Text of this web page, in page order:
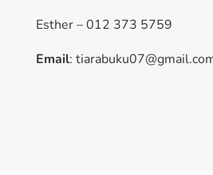
Esther – 012 373 5759
Email: